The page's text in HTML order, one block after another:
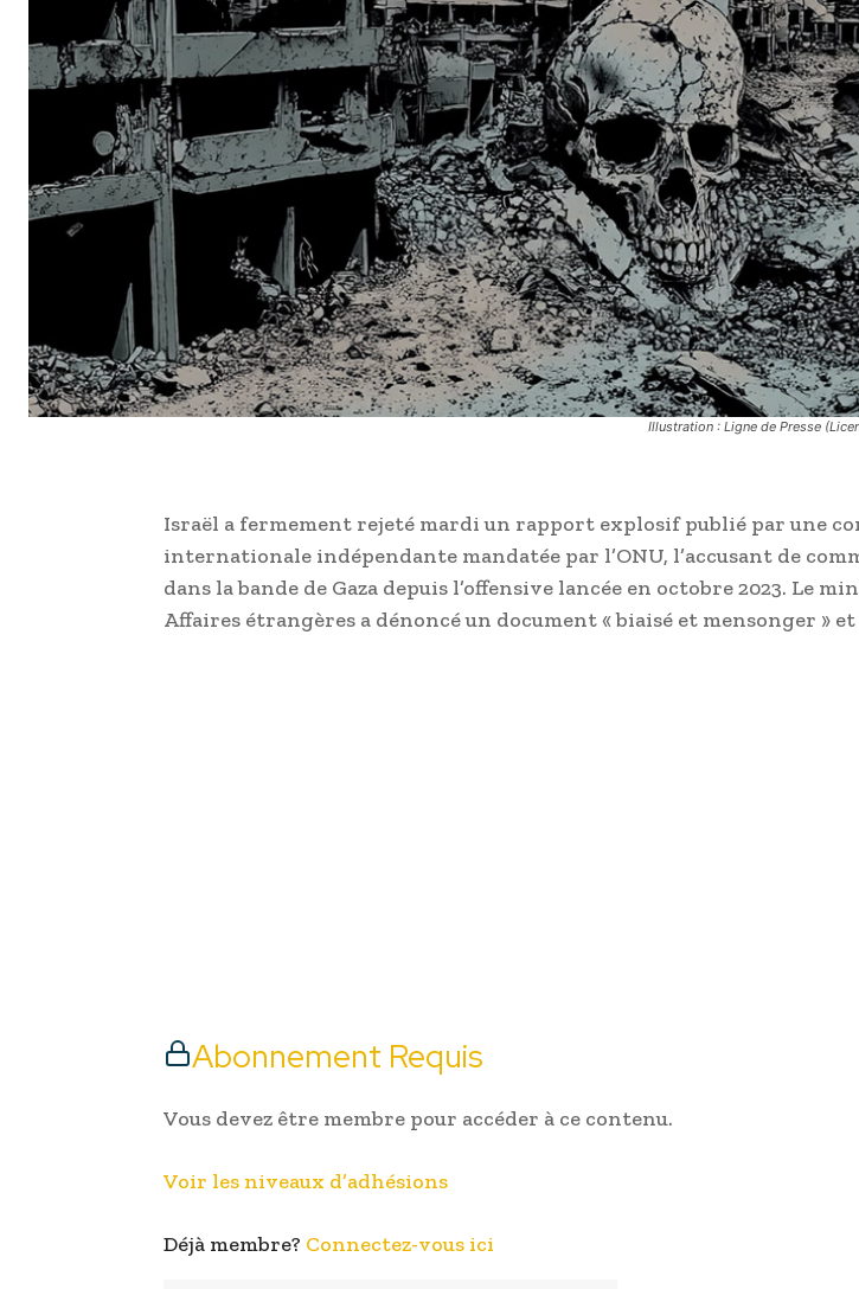
Illustration : Ligne de Presse
Israël a fermement rejeté mardi un rapport explosif publié par une
internationale indépendante mandatée par l’ONU, l’accusant de
dans la bande de Gaza depuis l’offensive lancée en octobre 2023. Le
Affaires étrangères a dénoncé un document « biaisé et mensonger »
Abonnement Requis
Vous devez être membre pour accéder à ce contenu.
Voir les niveaux d’adhésions
Déjà membre? Connectez-vous ici